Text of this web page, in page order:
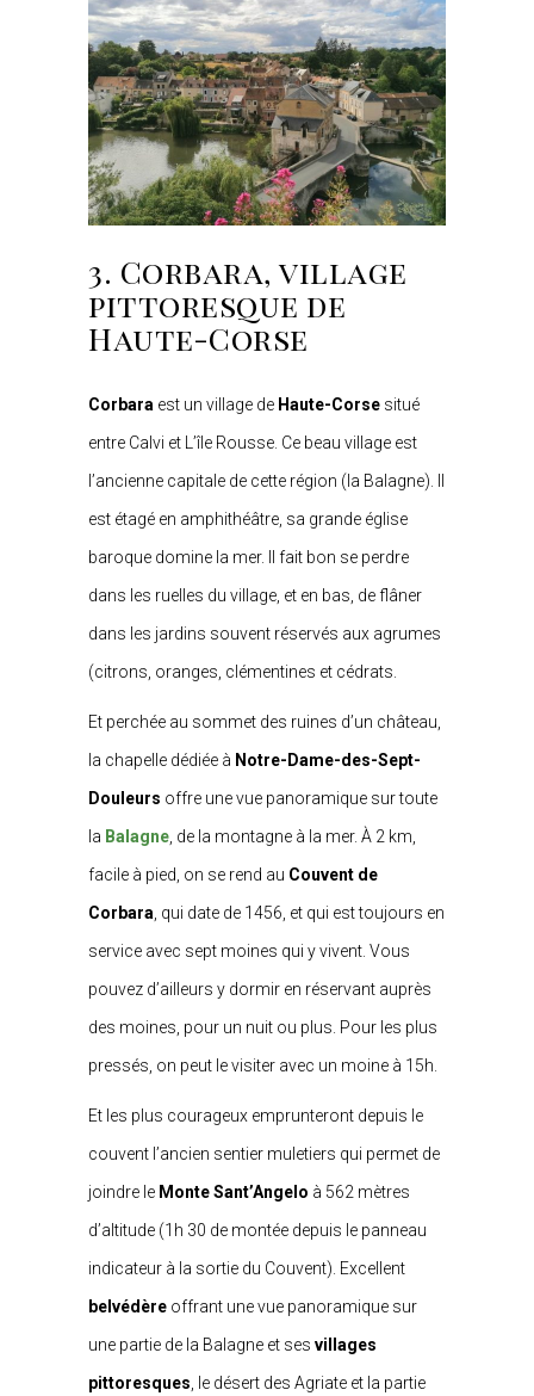
3. Corbara, village
pittoresque de
Haute-Corse
Corbara est un village de Haute-Corse situé
entre Calvi et L’île Rousse. Ce beau village est
l’ancienne capitale de cette région (la Balagne). Il
est étagé en amphithéâtre, sa grande église
baroque domine la mer. Il fait bon se perdre
dans les ruelles du village, et en bas, de flâner
dans les jardins souvent réservés aux agrumes
(citrons, oranges, clémentines et cédrats.
Et perchée au sommet des ruines d’un château,
la chapelle dédiée à Notre-Dame-des-Sept-
Douleurs offre une vue panoramique sur toute
la Balagne , de la montagne à la mer. À 2 km,
facile à pied, on se rend au Couvent de
Corbara , qui date de 1456, et qui est toujours en
service avec sept moines qui y vivent. Vous
pouvez d’ailleurs y dormir en réservant auprès
des moines, pour un nuit ou plus. Pour les plus
pressés, on peut le visiter avec un moine à 15h.
Et les plus courageux emprunteront depuis le
couvent l’ancien sentier muletiers qui permet de
joindre le Monte Sant’Angelo à 562 mètres
d’altitude (1h 30 de montée depuis le panneau
indicateur à la sortie du Couvent). Excellent
belvédère offrant une vue panoramique sur
une partie de la Balagne et ses villages
pittoresques , le désert des Agriate et la partie